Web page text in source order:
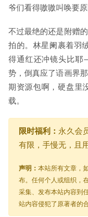
爷们看得嗷嗷叫唤要原
不过最绝的还是附赠
拍的。林星阑裹着羽
得通红还冲镜头比耶
势，倒真应了语画界
期资源包啊，硬盘里
载。
限时福利： 永久会
有限，手慢无，且
声明： 本站所有文章，
布。任何个人或组织，
采集、发布本站内容到
站内容侵犯了原著者的